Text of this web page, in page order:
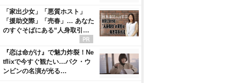
「家出少女」「悪質ホスト」
「援助交際」「売春」… あなた
のすぐそばにある“人身取引…
『恋は命がけ』で魅力炸裂！Ne
tflixで今すぐ観たい…パク・ウ
ンビンの名演が光る…